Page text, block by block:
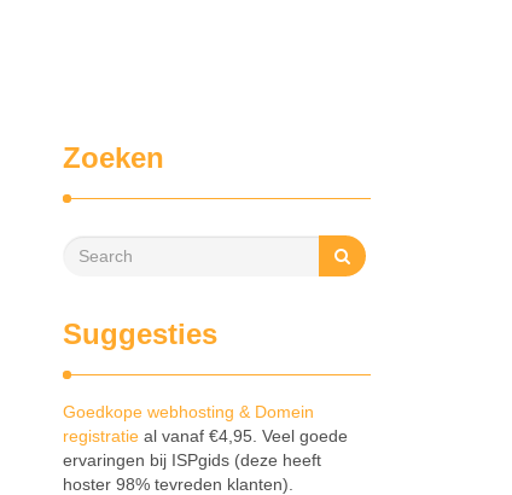
Zoeken
Suggesties
Goedkope webhosting & Domein
registratie al vanaf €4,95. Veel goede
ervaringen bij ISPgids (deze heeft
hoster 98% tevreden klanten).